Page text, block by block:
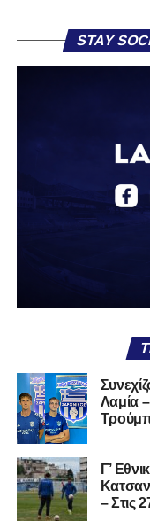
«Ο Α.Ο. Σαρωνικός
περσινή σεζόν
Στο παρελθόν
κατέγραψε 10
επίσης σε Εθνικό
στις 26
Καλωσορίζουμε τον
Σαρωνικού και του
επιτυχίες.»
Η ανακοίνωση για
STAY
Λαμία
Γ’
– Στις